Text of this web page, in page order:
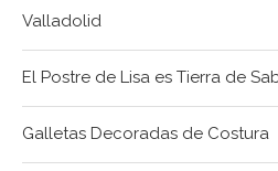
Valladolid
El Postre de Lisa es Tierra de
Galletas Decoradas de Costura